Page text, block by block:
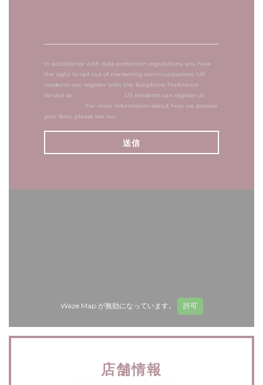
In accordance with data protection regulations, you have
the right to opt out of marketing communications. UK
residents can register with the Telephone Preference
Service at
. US residents can register at
. For more information about how we process
your data, please see our
.
Waze Map が無効になっています。 許可
店舗情報